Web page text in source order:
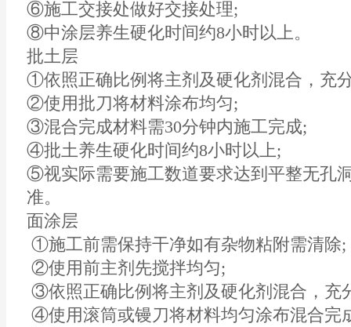
⑥施工交接处做好交接处理;
⑧中涂层养生硬化时间约8小时以上。
批土层
①依照正确比例将主剂及硬化剂混合，充
②使用批刀将材料涂布均匀;
③混合完成材料需30分钟内施工完成;
④批土养生硬化时间约8小时以上;
⑤视实际需要施工数道要求达到平整无孔
准。
面涂层
①施工前需保持干净如有杂物粘附需清除;
②使用前主剂先搅拌均匀;
③依照正确比例将主剂及硬化剂混合，充
④使用滚筒或镘刀将材料均匀涂布混合完